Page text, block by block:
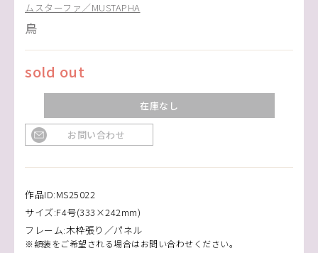
ムスターファ／MUSTAPHA
鳥
sold out
在庫なし
お問い合わせ
作品ID:MS25022
サイズ:F4号(333×242mm)
フレーム:木枠張り／パネル
※額装をご希望される場合はお問い合わせください。